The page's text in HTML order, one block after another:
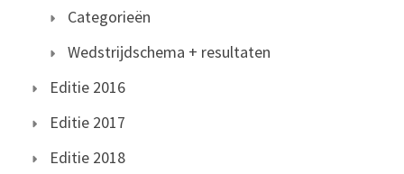
Categorieën
Wedstrijdschema + resultaten
Editie 2016
Editie 2017
Editie 2018